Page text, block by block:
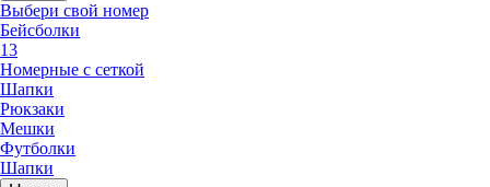
Выбери свой номер
Бейсболки
13
Номерные с сеткой
Шапки
Рюкзаки
Мешки
Футболки
Шапки